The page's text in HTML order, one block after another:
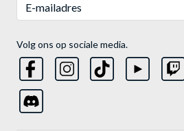
Volg ons op sociale media.